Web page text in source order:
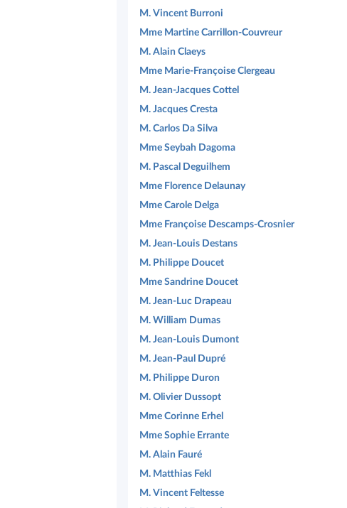
M. Vincent Burroni
Mme Martine Carrillon-Couvreur
M. Alain Claeys
Mme Marie-Françoise Clergeau
M. Jean-Jacques Cottel
M. Jacques Cresta
M. Carlos Da Silva
Mme Seybah Dagoma
M. Pascal Deguilhem
Mme Florence Delaunay
Mme Carole Delga
Mme Françoise Descamps-Crosnier
M. Jean-Louis Destans
M. Philippe Doucet
Mme Sandrine Doucet
M. Jean-Luc Drapeau
M. William Dumas
M. Jean-Louis Dumont
M. Jean-Paul Dupré
M. Philippe Duron
M. Olivier Dussopt
Mme Corinne Erhel
Mme Sophie Errante
M. Alain Fauré
M. Matthias Fekl
M. Vincent Feltesse